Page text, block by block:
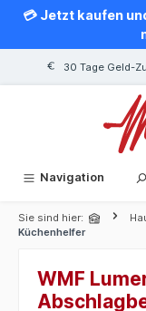
springen
💳 Jetzt kaufen
30 Tage Geld-
Navigation
Sie sind hier:
Küchenhelfer
WMF